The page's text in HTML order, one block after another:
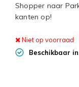
Shopper naar
kanten op!
Niet op voorraad
Beschikbaar